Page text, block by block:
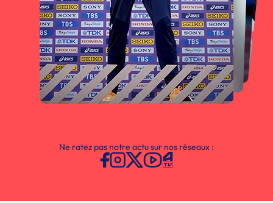
Ne ratez pas notre actu sur nos réseaux :